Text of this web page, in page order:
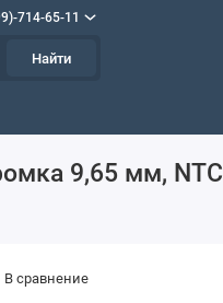
714-65-11
Найти
9,65 мм, NTC
В сравнение